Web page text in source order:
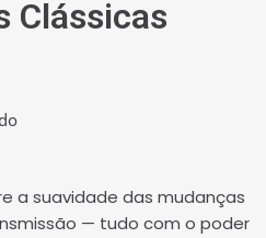
Clássicas
a suavidade das mudanças
— tudo com o poder